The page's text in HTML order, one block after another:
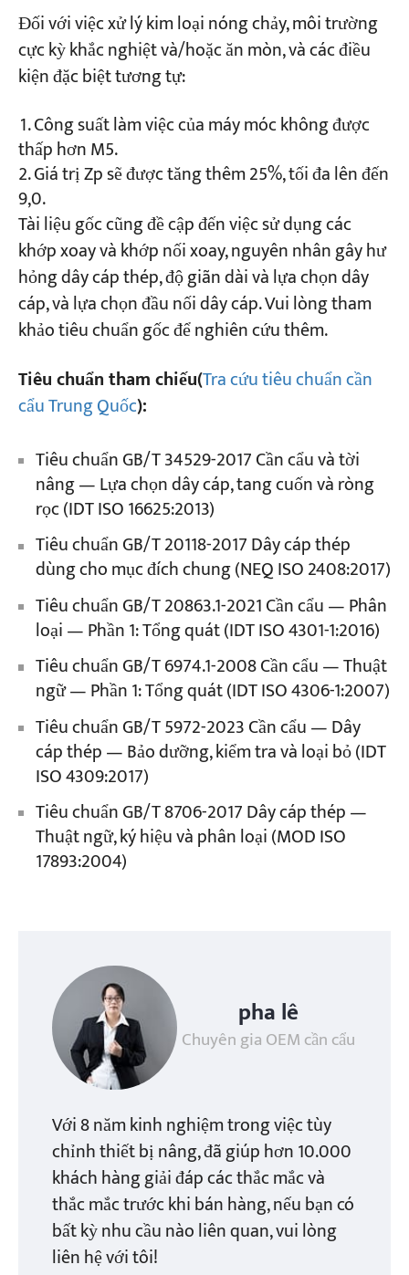
Đối với việc xử lý kim loại nóng chảy, môi trường
cực kỳ khắc nghiệt và/hoặc ăn mòn, và các điều
kiện đặc biệt tương tự:
Công suất làm việc của máy móc không được
thấp hơn M5.
Giá trị Zp sẽ được tăng thêm 25%, tối đa lên đến
9,0.
Tài liệu gốc cũng đề cập đến việc sử dụng các
khớp xoay và khớp nối xoay, nguyên nhân gây hư
hỏng dây cáp thép, độ giãn dài và lựa chọn dây
cáp, và lựa chọn đầu nối dây cáp. Vui lòng tham
khảo tiêu chuẩn gốc để nghiên cứu thêm.
Tiêu chuẩn tham chiếu(Tra cứu tiêu chuẩn cần
cẩu Trung Quốc):
Tiêu chuẩn GB/T 34529-2017 Cần cẩu và tời
nâng — Lựa chọn dây cáp, tang cuốn và ròng
rọc (IDT ISO 16625:2013)
Tiêu chuẩn GB/T 20118-2017 Dây cáp thép
dùng cho mục đích chung (NEQ ISO 2408:2017)
Tiêu chuẩn GB/T 20863.1-2021 Cần cẩu — Phân
loại — Phần 1: Tổng quát (IDT ISO 4301-1:2016)
Tiêu chuẩn GB/T 6974.1-2008 Cần cẩu — Thuật
ngữ — Phần 1: Tổng quát (IDT ISO 4306-1:2007)
Tiêu chuẩn GB/T 5972-2023 Cần cẩu — Dây
cáp thép — Bảo dưỡng, kiểm tra và loại bỏ (IDT
ISO 4309:2017)
Tiêu chuẩn GB/T 8706-2017 Dây cáp thép —
Thuật ngữ, ký hiệu và phân loại (MOD ISO
17893:2004)
pha lê
Chuyên gia OEM cần cẩu
Với 8 năm kinh nghiệm trong việc tùy
chỉnh thiết bị nâng, đã giúp hơn 10.000
khách hàng giải đáp các thắc mắc và
thắc mắc trước khi bán hàng, nếu bạn có
bất kỳ nhu cầu nào liên quan, vui lòng
liên hệ với tôi!